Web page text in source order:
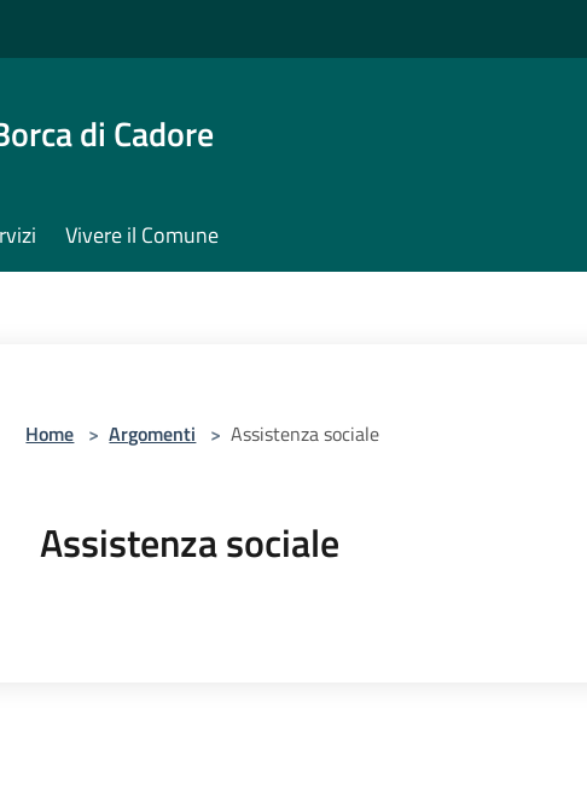
di Cadore
Vivere il Comune
Home > Argomenti > Assistenza sociale
Assistenza sociale